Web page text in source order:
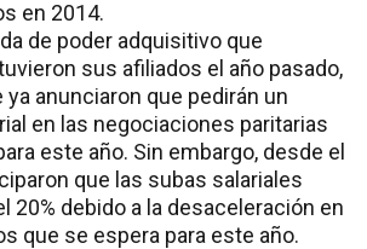
en 2014.
de poder adquisitivo que
sus afiliados el año pasado,
anunciaron que pedirán un
en las negociaciones paritarias
este año. Sin embargo, desde el
que las subas salariales
20% debido a la desaceleración en
que se espera para este año.